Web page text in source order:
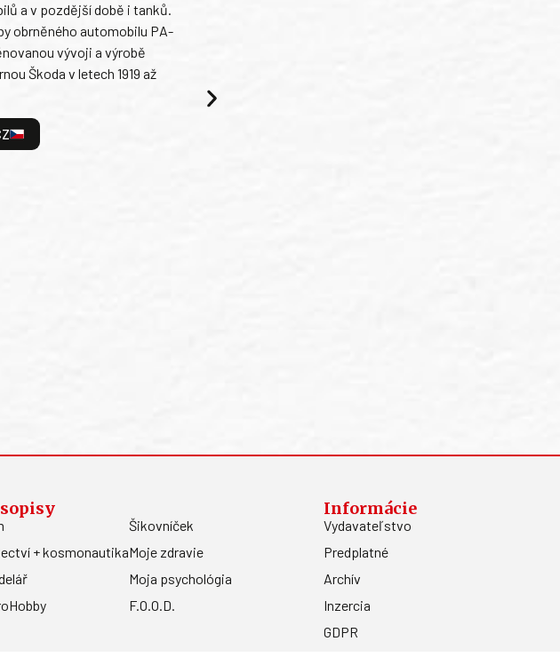
a v pozdější době i tanků.
obrněného automobilu PA-
vývoji a výrobě
Škoda v letech 1919 až
+ kosmonautika
Šikovníček
Moje zdravie
Moja psychológia
F.O.O.D.
Informácie
Vydavateľstvo
Predplatné
Archív
Inzercia
GDPR